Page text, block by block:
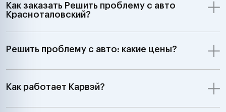
Как заказать Решить проблему с авто
Красноталовский?
Решить проблему с авто: какие цены?
Как работает Карвэй?